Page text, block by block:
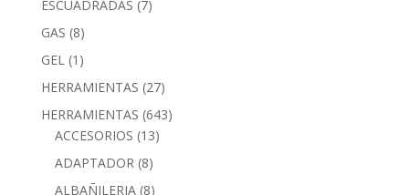
ESCUADRADAS (7)
GAS (8)
GEL (1)
HERRAMIENTAS (27)
HERRAMIENTAS (643)
ACCESORIOS (13)
ADAPTADOR (8)
ALBAÑILERIA (8)